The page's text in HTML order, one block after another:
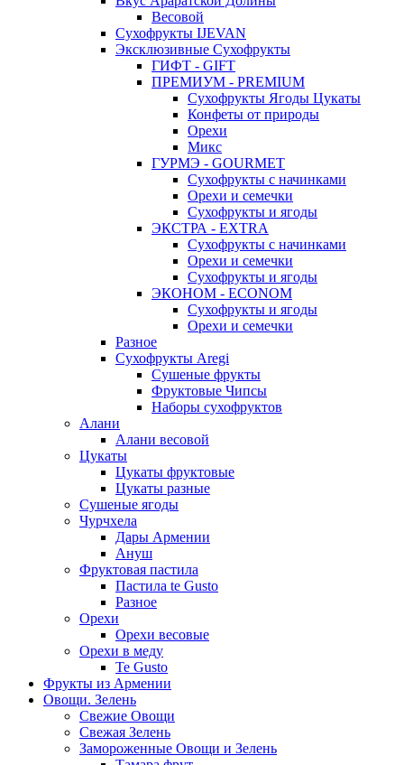
Весовой
Сухофрукты IJEVAN
Эксклюзивные Сухофрукты
ГИФТ - GIFT
ПРЕМИУМ - PREMIUM
Сухофрукты Ягоды Цукаты
Конфеты от природы
Орехи
Микс
ГУРМЭ - GOURMET
Сухофрукты с начинками
Орехи и семечки
Сухофрукты и ягоды
ЭКСТРА - EXTRA
Сухофрукты с начинками
Орехи и семечки
Сухофрукты и ягоды
ЭКОНОМ - ECONOM
Сухофрукты и ягоды
Орехи и семечки
Разное
Сухофрукты Aregi
Сушеные фрукты
Фруктовые Чипсы
Наборы сухофруктов
Алани
Алани весовой
Цукаты
Цукаты фруктовые
Цукаты разные
Сушеные ягоды
Чурчхела
Дары Армении
Ануш
Фруктовая пастила
Пастила te Gusto
Разное
Орехи
Орехи весовые
Орехи в меду
Te Gusto
Фрукты из Армении
Овощи. Зелень
Свежие Овощи
Свежая Зелень
Замороженные Овощи и Зелень